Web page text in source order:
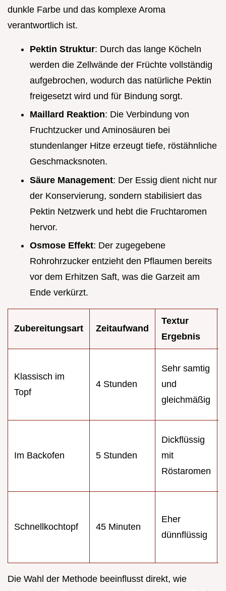
dunkle Farbe und das komplexe Aroma
verantwortlich ist.
Pektin Struktur: Durch das lange Köcheln
werden die Zellwände der Früchte vollständig
aufgebrochen, wodurch das natürliche Pektin
freigesetzt wird und für Bindung sorgt.
Maillard Reaktion: Die Verbindung von
Fruchtzucker und Aminosäuren bei
stundenlanger Hitze erzeugt tiefe, röstähnliche
Geschmacksnoten.
Säure Management: Der Essig dient nicht nur
der Konservierung, sondern stabilisiert das
Pektin Netzwerk und hebt die Fruchtaromen
hervor.
Osmose Effekt: Der zugegebene
Rohrohrzucker entzieht den Pflaumen bereits
vor dem Erhitzen Saft, was die Garzeit am
Ende verkürzt.
Zubereitungsart Zeitaufwand
Textur
Ergebnis
Klassisch im
Topf
4 Stunden
Sehr samtig
und
gleichmäßig
Im Backofen 5 Stunden
Dickflüssig
mit
Röstaromen
Schnellkochtopf 45 Minuten
Eher
dünnflüssig
Die Wahl der Methode beeinflusst direkt, wie